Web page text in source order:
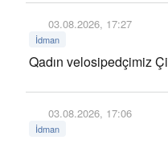
03.08.2026, 17:27
İdman
Qadın velosipedçimiz
03.08.2026, 17:06
İdman